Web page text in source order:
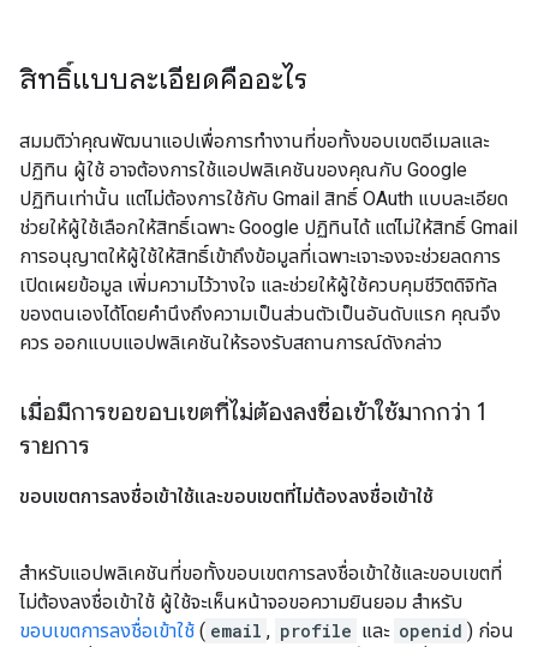
สิทธิ์แบบละเอียดคืออะไร
สมมติว่าคุณพัฒนาแอปเพื่อการทำงานที่ขอทั้งขอบเขตอีเมลและ
ปฏิทิน ผู้ใช้ อาจต้องการใช้แอปพลิเคชันของคุณกับ Google
ปฏิทินเท่านั้น แต่ไม่ต้องการใช้กับ Gmail สิทธิ์ OAuth แบบละเอียด
ช่วยให้ผู้ใช้เลือกให้สิทธิ์เฉพาะ Google ปฏิทินได้ แต่ไม่ให้สิทธิ์ Gmail
การอนุญาตให้ผู้ใช้ให้สิทธิ์เข้าถึงข้อมูลที่เฉพาะเจาะจงจะช่วยลดการ
เปิดเผยข้อมูล เพิ่มความไว้วางใจ และช่วยให้ผู้ใช้ควบคุมชีวิตดิจิทัล
ของตนเองได้โดยคำนึงถึงความเป็นส่วนตัวเป็นอันดับแรก คุณจึง
ควร ออกแบบแอปพลิเคชันให้รองรับสถานการณ์ดังกล่าว
เมื่อมีการขอขอบเขตที่ไม่ต้องลงชื่อเข้าใช้มากกว่า 1
รายการ
ขอบเขตการลงชื่อเข้าใช้และขอบเขตที่ไม่ต้องลงชื่อเข้าใช้
สำหรับแอปพลิเคชันที่ขอทั้งขอบเขตการลงชื่อเข้าใช้และขอบเขตที่
ไม่ต้องลงชื่อเข้าใช้ ผู้ใช้จะเห็นหน้าจอขอความยินยอม สำหรับ
ขอบเขตการลงชื่อเข้าใช้ ( email , profile และ openid ) ก่อน